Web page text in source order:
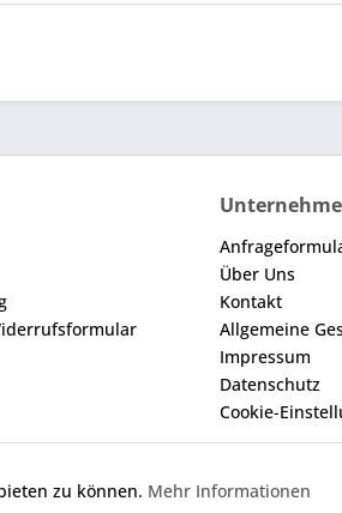
Über Uns
Kontakt
Allgemeine
Impressum
Datenschutz
Cookie-
zu können. Mehr Informationen